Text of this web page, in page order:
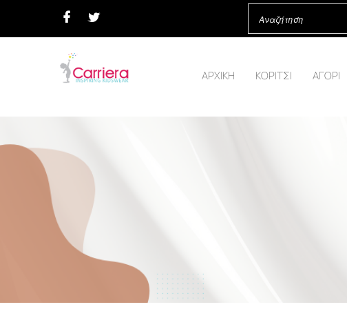
ΑΡΧΙΚΗ ΚΟΡΙΤΣΙ ΑΓΟΡΙ